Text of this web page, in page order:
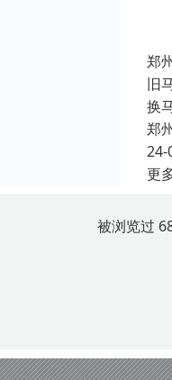
郑
旧
换
郑
24-
更
被浏览过